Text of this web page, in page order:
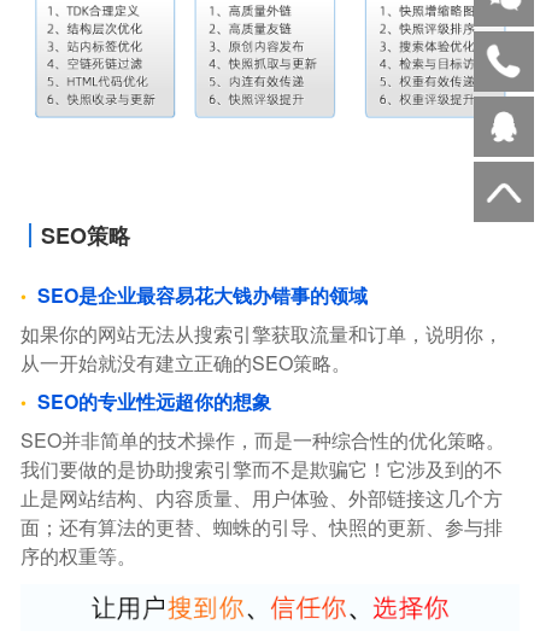
SEO策略
SEO是企业最容易花大钱办错事的领域
如果你的网站无法从搜索引擎获取流量和订单，说明你，
从一开始就没有建立正确的SEO策略。
SEO的专业性远超你的想象
SEO并非简单的技术操作，而是一种综合性的优化策略。
我们要做的是协助搜索引擎而不是欺骗它！它涉及到的不
止是网站结构、内容质量、用户体验、外部链接这几个方
面；还有算法的更替、蜘蛛的引导、快照的更新、参与排
序的权重等。